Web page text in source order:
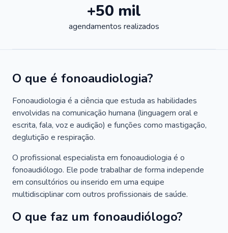
+50 mil
agendamentos realizados
O que é fonoaudiologia?
Fonoaudiologia é a ciência que estuda as habilidades
envolvidas na comunicação humana (linguagem oral e
escrita, fala, voz e audição) e funções como mastigação,
deglutição e respiração.
O profissional especialista em fonoaudiologia é o
fonoaudiólogo. Ele pode trabalhar de forma independe
em consultórios ou inserido em uma equipe
multidisciplinar com outros profissionais de saúde.
O que faz um fonoaudiólogo?